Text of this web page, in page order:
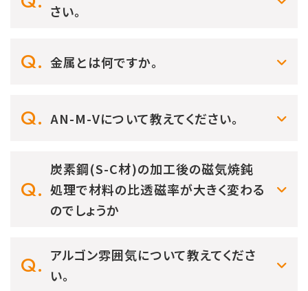
さい。
金属とは何ですか。
AN-M-Vについて教えてください。
炭素鋼(S-C材)の加工後の磁気焼鈍
処理で材料の比透磁率が大きく変わる
のでしょうか
アルゴン雰囲気について教えてくださ
い。